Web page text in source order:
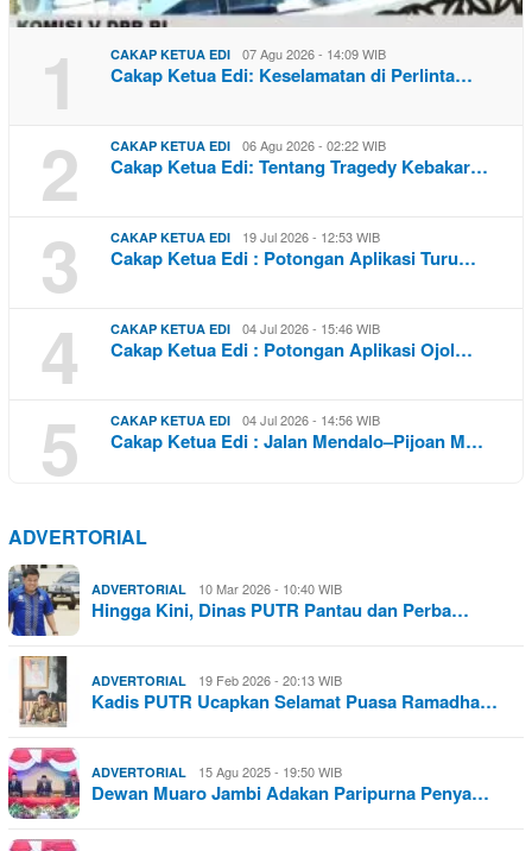
1 CAKAP KETUA EDI 07 Agu 2026 - 14:09 WIB
Cakap Ketua Edi: Keselamatan di Perlinta…
2 CAKAP KETUA EDI 06 Agu 2026 - 02:22 WIB
Cakap Ketua Edi: Tentang Tragedy Kebakar…
3 CAKAP KETUA EDI 19 Jul 2026 - 12:53 WIB
Cakap Ketua Edi : Potongan Aplikasi Turu…
4 CAKAP KETUA EDI 04 Jul 2026 - 15:46 WIB
Cakap Ketua Edi : Potongan Aplikasi Ojol…
5 CAKAP KETUA EDI 04 Jul 2026 - 14:56 WIB
Cakap Ketua Edi : Jalan Mendalo–Pijoan M…
ADVERTORIAL
ADVERTORIAL 10 Mar 2026 - 10:40 WIB
Hingga Kini, Dinas PUTR Pantau dan Perba…
ADVERTORIAL 19 Feb 2026 - 20:13 WIB
Kadis PUTR Ucapkan Selamat Puasa Ramadha…
ADVERTORIAL 15 Agu 2025 - 19:50 WIB
Dewan Muaro Jambi Adakan Paripurna Penya…